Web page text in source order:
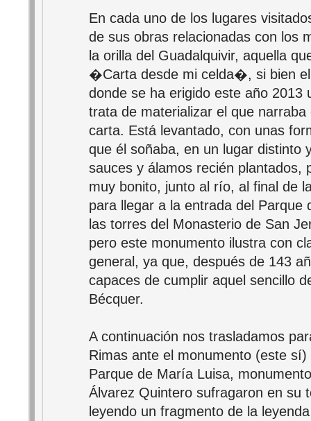
En cada uno de los lugares
de sus obras relacionadas con los
la orilla del Guadalquivir, aquella
�Carta desde mi celda�, si bien
donde se ha erigido este año
trata de materializar el que
carta. Está levantado, con unas
que él soñaba, en un lugar distinto
sauces y álamos recién plantados,
muy bonito, junto al río, al final de
para llegar a la entrada del Parque
las torres del Monasterio de San
pero este monumento ilustra con
general, ya que, después de 143
capaces de cumplir aquel sencillo
Bécquer.
A continuación nos trasladamos
Rimas ante el monumento (este
Parque de María Luisa,
Álvarez Quintero sufragaron en su
leyendo un fragmento de la